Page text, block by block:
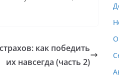
как победить
их навсегда (часть 2)